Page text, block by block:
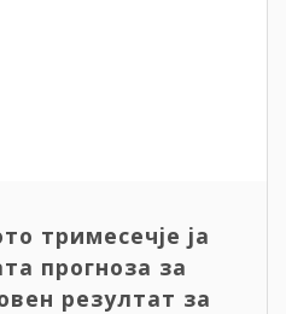
тримесечје ја
прогноза за
резултат за